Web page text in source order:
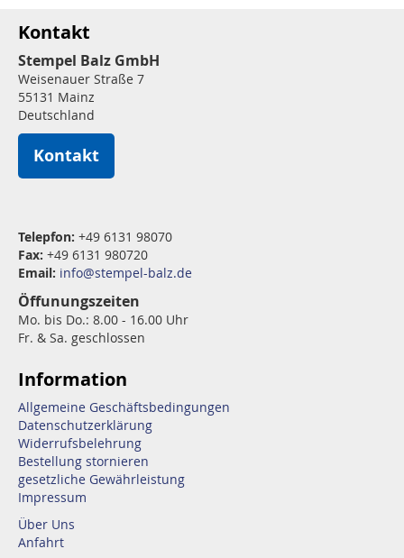
Kontakt
Stempel Balz GmbH
Weisenauer Straße 7
55131 Mainz
Deutschland
Kontakt
Telepfon: +49 6131 98070
Fax: +49 6131 980720
Email: info@stempel-balz.de
Öffunungszeiten
Mo. bis Do.: 8.00 - 16.00 Uhr
Fr. & Sa. geschlossen
Information
Allgemeine Geschäftsbedingungen
Datenschutzerklärung
Widerrufsbelehrung
Bestellung stornieren
gesetzliche Gewährleistung
Impressum
Über Uns
Anfahrt